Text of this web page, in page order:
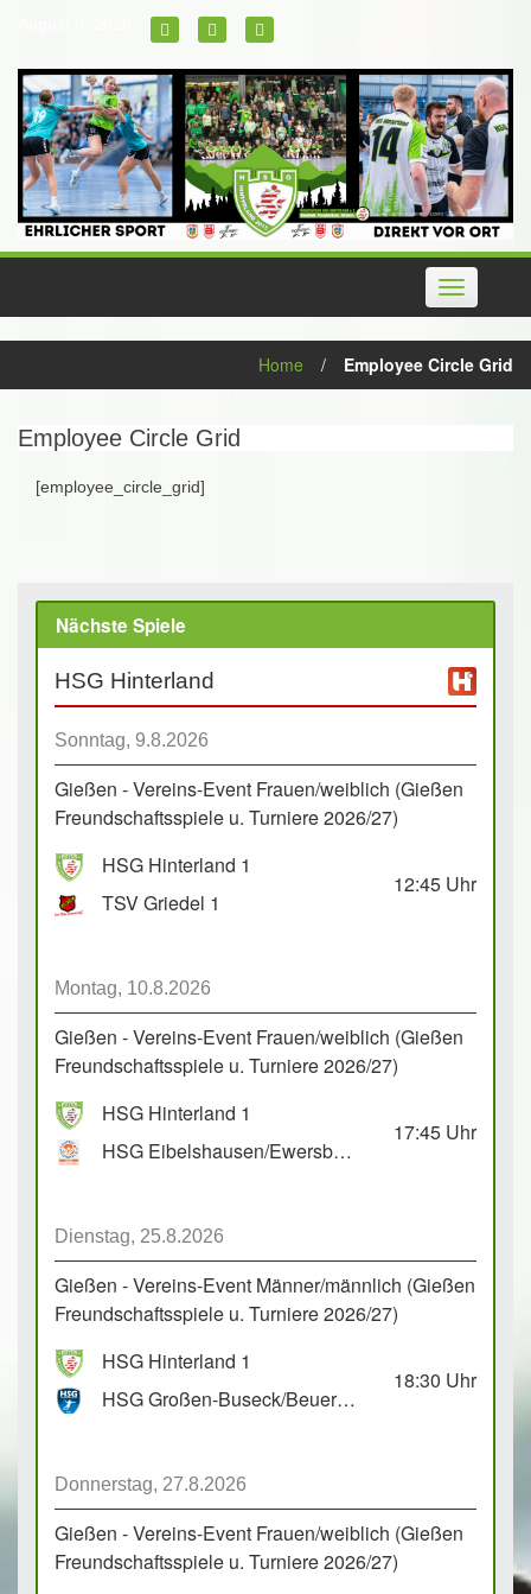
Toggle
navigation
Home / Employee Circle Grid
Employee Circle Grid
[employee_circle_grid]
Nächste Spiele
HSG Hinterland
Sonntag, 9.8.2026
Gießen - Vereins-Event Frauen/weiblich (Gießen
Freundschaftsspiele u. Turniere 2026/27)
HSG Hinterland 1
TSV Griedel 1
12:45 Uhr
Montag, 10.8.2026
Gießen - Vereins-Event Frauen/weiblich (Gießen
Freundschaftsspiele u. Turniere 2026/27)
HSG Hinterland 1
HSG Eibelshausen/Ewersbach GbR 2
17:45 Uhr
Dienstag, 25.8.2026
Gießen - Vereins-Event Männer/männlich (Gießen
Freundschaftsspiele u. Turniere 2026/27)
HSG Hinterland 1
HSG Großen-Buseck/Beuern 1
18:30 Uhr
Donnerstag, 27.8.2026
Gießen - Vereins-Event Frauen/weiblich (Gießen
Freundschaftsspiele u. Turniere 2026/27)